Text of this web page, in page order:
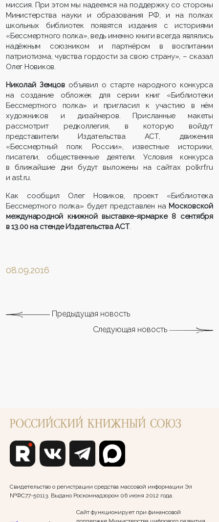
миссия. При этом мы надеемся на поддержку со стороны
Министерства науки и образования РФ, и на полках
школьных библиотек появятся издания с историями
«Бессмертного полка», ведь именно книги всегда являлись
надёжным союзником и партнёром в воспитании
патриотизма, чувства гордости за свою страну», – сказал
Олег Новиков.
Николай Земцовобъявил о старте народного конкурса
на создание обложек для серии книг «Библиотеки
Бессмертного полка» и пригласил к участию в нём
художников и дизайнеров. Присланные макеты
рассмотрит редколлегия, в которую войдут
представители Издательства АСТ, движения
«Бессмертный полк России», известные историки,
писатели, общественные деятели. Условия конкурса
в ближайшие дни будут выложены на сайтах polkrf.ru
и ast.ru.
Как сообщил Олег Новиков, проект «Библиотека
Бессмертного полка» будет представлен на Московской
международной книжной выставке-ярмарке 8 сентября
в 13.00 на стенде Издательства АСТ.
08.09.2016
Предыдущая новость
Следующая новость
Свидетельство о регистрации средства массовой информации Эл
№ФС77-50113. Выдано Роскомнадзором 06 июня 2012 года.
Сайт функционирует при финансовой